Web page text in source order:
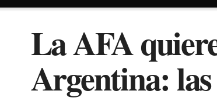
La AFA
Argentina: las